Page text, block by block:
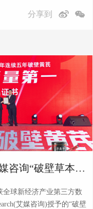
分享到
草晶华破壁草本获艾媒咨询“破壁草本开创者”等双项市场地位确认
全球新经济产业第三方数
艾媒咨询)授予的“破壁